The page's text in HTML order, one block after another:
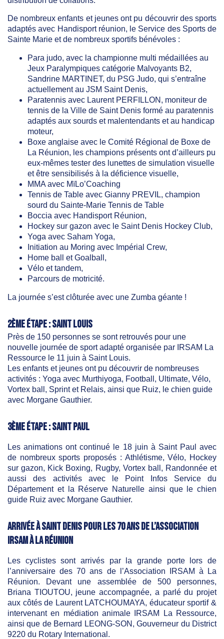
De nombreux enfants et jeunes ont pu découvrir des sports
adaptés avec Handisport réunion, le Service des Sports de
Sainte Marie et de nombreux sportifs bénévoles :
Para judo, avec la championne multi médaillées au
Jeux Paralympiques catégorie Malvoyants B2,
Sandrine MARTINET, du PSG Judo, qui s’entraîne
actuellement au JSM Saint Denis,
Paratennis avec Laurent PERFILLON, moniteur de
tennis de la Ville de Saint Denis formé au paratennis
adaptés aux sourds et malentendants et au handicap
moteur,
Boxe anglaise avec le Comité Régional de Boxe de
La Réunion, les champions présents ont d’ailleurs pu
eux-mêmes tester des lunettes de simulation visuelle
et être sensibilisés à la déficience visuelle,
MMA avec MïLo’Coaching
Tennis de Table avec Gianny PREVIL, champion
sourd du Sainte-Marie Tennis de Table
Boccia avec Handisport Réunion,
Hockey sur gazon avec le Saint Denis Hockey Club,
Yoga avec Saham Yoga,
Initiation au Moring avec Impérial Crew,
Home ball et Goalball,
Vélo et tandem,
Parcours de motricité.
La journée s’est clôturée avec une Zumba géante !
2ème étape : Saint Louis
Près de 150 personnes se sont retrouvés pour une
nouvelle journée de sport adapté organisée par IRSAM La
Ressource le 11 juin à Saint Louis.
Les enfants et jeunes ont pu découvrir de nombreuses
activités : Yoga avec Murthiyoga, Football, Ultimate, Vélo,
Vortex ball, Sprint et Relais, ainsi que Ruiz, le chien guide
avec Morgane Gauthier.
3ème étape : Saint Paul
Les animations ont continué le 18 juin à Saint Paul avec
de nombreux sports proposés : Athlétisme, Vélo, Hockey
sur gazon, Kick Boxing, Rugby, Vortex ball, Randonnée et
aussi des activités avec le Point Infos Service du
Département et la Réserve Naturelle ainsi que le chien
guide Ruiz avec Morgane Gauthier.
Arrivée à Saint Denis pour les 70 ans de l’Association
IRSAM à La Réunion
Les cyclistes sont arrivés par la grande porte lors de
l’anniversaire des 70 ans de l’Association IRSAM à La
Réunion. Devant une assemblée de 500 personnes,
Briana TIOUTOU, jeune accompagnée, a parlé du projet
aux côtés de Laurent LATCHOUMAYA, éducateur sportif &
intervenant en médiation animale IRSAM La Ressource,
ainsi que de Bernard LEONG-SON, Gouverneur du District
9220 du Rotary International.